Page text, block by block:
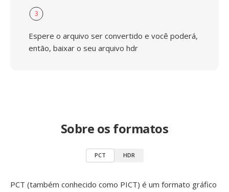
3
Espere o arquivo ser convertido e você poderá,
então, baixar o seu arquivo hdr
Sobre os formatos
PCT HDR
PCT (também conhecido como PICT) é um formato gráfico